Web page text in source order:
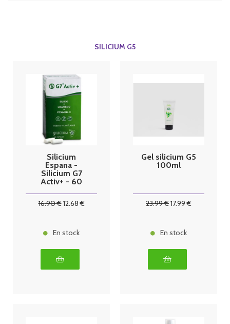
SILICIUM G5
Silicium
Espana -
Silicium G7
Activ+ - 60
16.90€12.68€
En stock
Gel silicium G5
100ml
23.99€17.99 €
En stock